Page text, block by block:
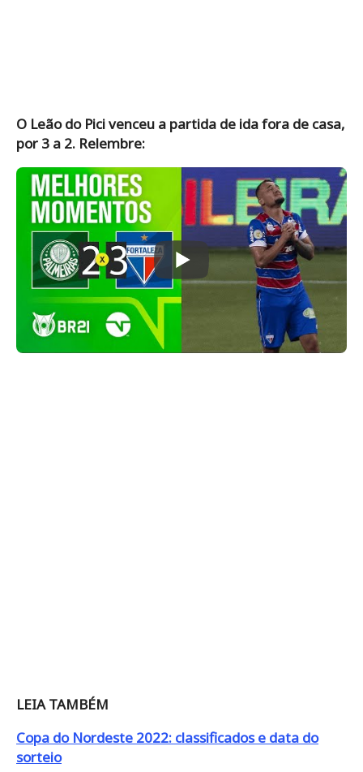
O Leão do Pici venceu a partida de ida fora de casa,
por 3 a 2. Relembre:
LEIA TAMBÉM
Copa do Nordeste 2022: classificados e data do
sorteio